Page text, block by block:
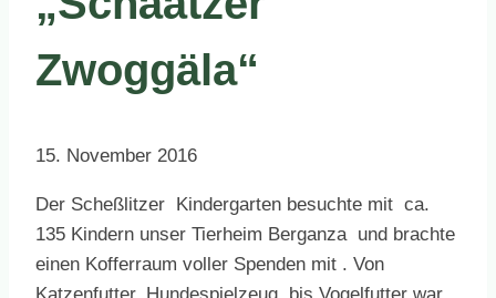
Zwoggäla“
15. November 2016
Der Scheßlitzer Kindergarten besuchte mit ca.
135 Kindern unser Tierheim Berganza und brachte
einen Kofferraum voller Spenden mit . Von
Katzenfutter, Hundespielzeug bis Vogelfutter war